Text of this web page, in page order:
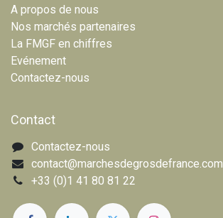
A propos de nous
Nos marchés partenaires
La FMGF en chiffres
Evénement
Contactez-nous
Contact
Contactez-nous
contact@marchesdegrosdefrance.com
+33 (0)1 41 80 81 22